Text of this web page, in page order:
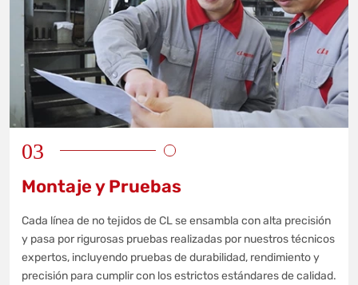
03
Montaje y Pruebas
Cada línea de no tejidos de CL se ensambla con alta precisión
y pasa por rigurosas pruebas realizadas por nuestros técnicos
expertos, incluyendo pruebas de durabilidad, rendimiento y
precisión para cumplir con los estrictos estándares de calidad.